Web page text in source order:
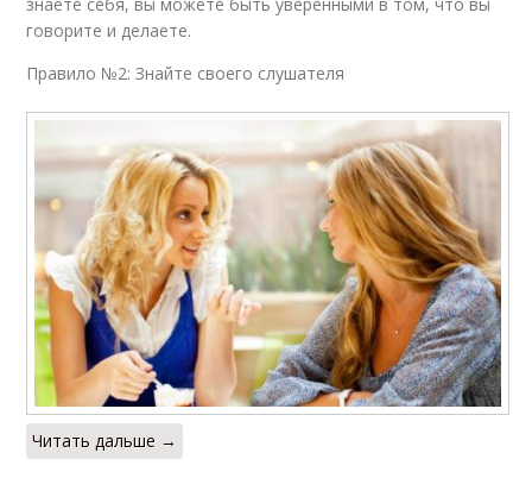
знаете себя, вы можете быть уверенными в том, что вы
говорите и делаете.
Правило №2: Знайте своего слушателя
Читать дальше →